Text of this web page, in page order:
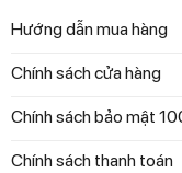
cưới hỏi. Sự kết
mọi người và trở
tập đồ uống của gia
Để đặt mua sản
Hướng dẫn mua hàng
Chính sách cửa hàng
Chính sách bảo mật
Chính sách thanh toán